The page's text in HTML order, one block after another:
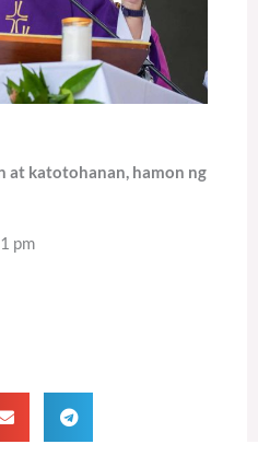
at katotohanan, hamon ng
pm